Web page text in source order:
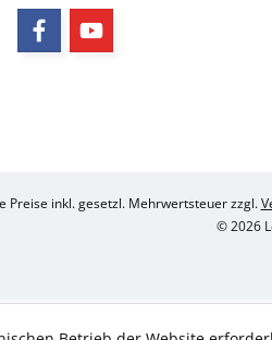
Preise inkl. gesetzl. Mehrwertsteuer zzgl.
© 2026